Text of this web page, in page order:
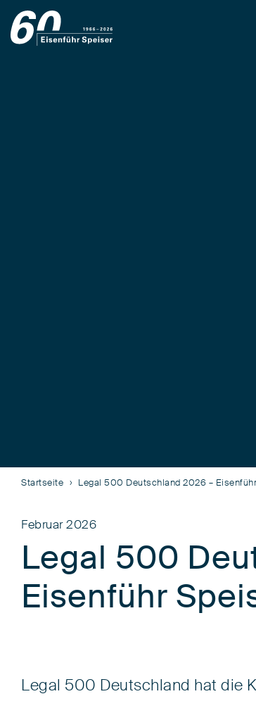
Startseite Legal 500 Deutschland 2026 –
Februar 2026
Legal 500
Eisenführ
Legal 500 Deutschland hat die